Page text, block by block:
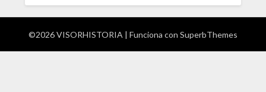
©2026 VISORHISTORIA | Funciona con SuperbThemes